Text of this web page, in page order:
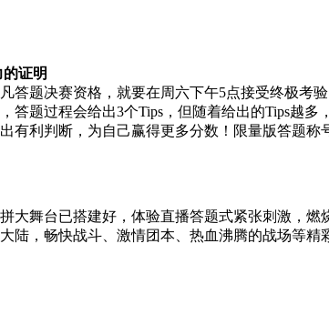
证明
答题决赛资格，就要在周六下午5点接受终极考
答题过程会给出3个Tips，但随着给出的Tips越
有利判断，为自己赢得更多分数！限量版答题
大舞台已搭建好，体验直播答题式紧张刺激，
陆，畅快战斗、激情团本、热血沸腾的战场等精